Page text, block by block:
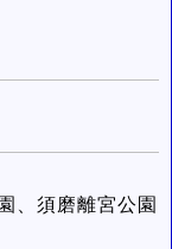
、須磨離宮公園